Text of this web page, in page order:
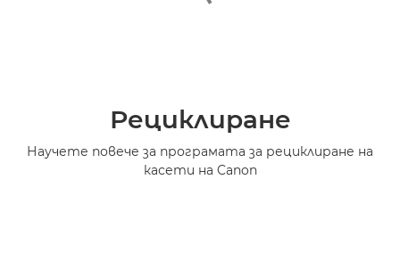
Рециклиране
Научете повече за програмата за рециклиране на
касети на Canon